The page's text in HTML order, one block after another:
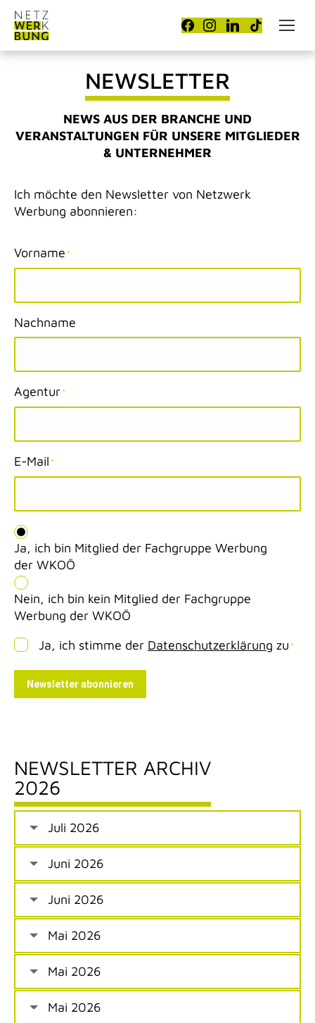
NEWSLETTER
NEWS AUS DER BRANCHE UND
VERANSTALTUNGEN FÜR UNSERE MITGLIEDER
& UNTERNEHMER
Ich möchte den Newsletter von Netzwerk
Werbung abonnieren:
Vorname *
Nachname
Agentur*
E-Mail *
Ohne
Titel
Ja, ich bin Mitglied der Fachgruppe Werbung
der WKOÖ
Nein, ich bin kein Mitglied der Fachgruppe
Werbung der WKOÖ
Einwilligung *
Ja, ich stimme der Datenschutzerklärung zu *
Newsletter abonnieren
NEWSLETTER ARCHIV
2026
Juli 2026
Juni 2026
Juni 2026
Mai 2026
Mai 2026
Mai 2026